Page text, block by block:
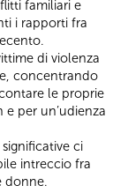
familiari e
i rapporti fra
di violenza
concentrando
le proprie
per un’udienza
ci
intreccio fra
donne.